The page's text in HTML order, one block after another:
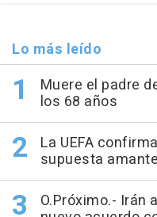
Lo más leído
Muere el padre
los 68 años
La UEFA
supuesta
O.Próximo.- Irán